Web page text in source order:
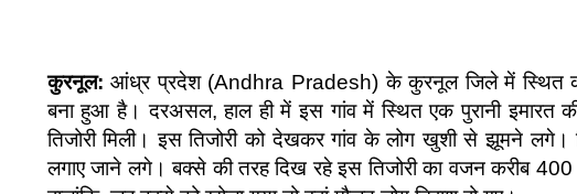
कुरनूल: आंध्र प्रदेश (Andhra Pradesh) के कुरनूल जिले में स्थित
बना हुआ है। दरअसल, हाल ही में इस गांव में स्थित एक पुरानी इमारत
तिजोरी मिली। इस तिजोरी को देखकर गांव के लोग खुशी से झूमने
लगाए जाने लगे। बक्से की तरह दिख रहे इस तिजोरी का वजन करीब 400